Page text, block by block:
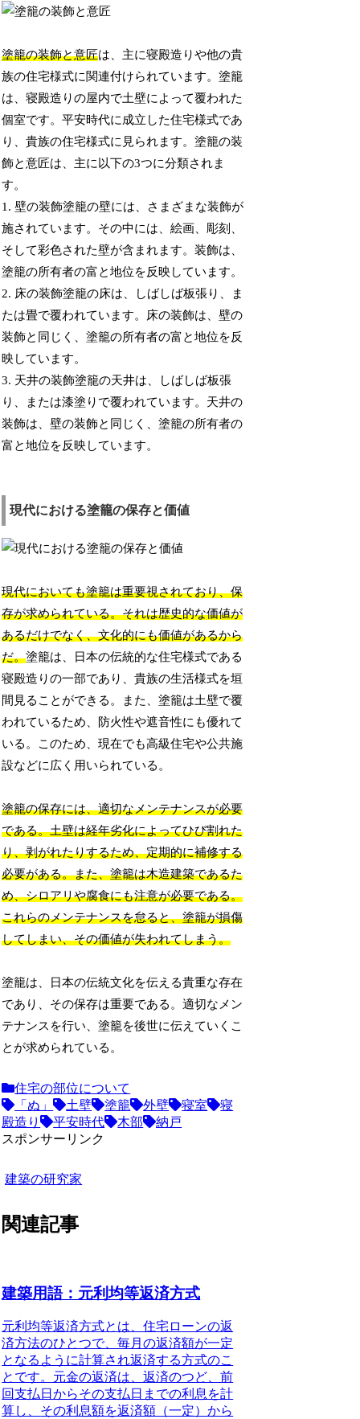
塗籠の装飾と意匠は、主に寝殿造りや他の貴
族の住宅様式に関連付けられています。塗籠
は、寝殿造りの屋内で土壁によって覆われた
個室です。平安時代に成立した住宅様式であ
り、貴族の住宅様式に見られます。塗籠の装
飾と意匠は、主に以下の3つに分類されま
す。
1. 壁の装飾塗籠の壁には、さまざまな装飾が
施されています。その中には、絵画、彫刻、
そして彩色された壁が含まれます。装飾は、
塗籠の所有者の富と地位を反映しています。
2. 床の装飾塗籠の床は、しばしば板張り、ま
たは畳で覆われています。床の装飾は、壁の
装飾と同じく、塗籠の所有者の富と地位を反
映しています。
3. 天井の装飾塗籠の天井は、しばしば板張
り、または漆塗りで覆われています。天井の
装飾は、壁の装飾と同じく、塗籠の所有者の
富と地位を反映しています。
現代における塗籠の保存と価値
現代においても塗籠は重要視されており、保
存が求められている。それは歴史的な価値が
あるだけでなく、文化的にも価値があるから
だ。塗籠は、日本の伝統的な住宅様式である
寝殿造りの一部であり、貴族の生活様式を垣
間見ることができる。また、塗籠は土壁で覆
われているため、防火性や遮音性にも優れて
いる。このため、現在でも高級住宅や公共施
設などに広く用いられている。
塗籠の保存には、適切なメンテナンスが必要
である。土壁は経年劣化によってひび割れた
り、剥がれたりするため、定期的に補修する
必要がある。また、塗籠は木造建築であるた
め、シロアリや腐食にも注意が必要である。
これらのメンテナンスを怠ると、塗籠が損傷
してしまい、その価値が失われてしまう。
塗籠は、日本の伝統文化を伝える貴重な存在
であり、その保存は重要である。適切なメン
テナンスを行い、塗籠を後世に伝えていくこ
とが求められている。
住宅の部位について
「ぬ」
土壁 塗籠 外壁 寝室
寝
殿造り
平安時代 木部
納戸
スポンサーリンク
建築の研究家
関連記事
建築用語：元利均等返済方式
元利均等返済方式とは、住宅ローンの返
済方法のひとつで、毎月の返済額が一定
となるように計算され返済する方式のこ
とです。元金の返済は、返済のつど、前
回支払日からその支払日までの利息を計
算し、 その利息額を返済額（一定）から